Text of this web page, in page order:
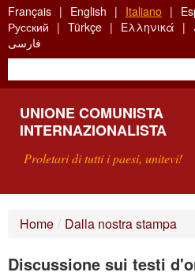
Skip
to
main
content
Français English Italiano
Русский
Türkçe Ελληνικά
فارسی
UNIONE COMUNISTA
INTERNAZIONALISTA
Proletari di tutti i paesi, unitevi!
Home / Dalla nostra stampa
Discussione sui testi